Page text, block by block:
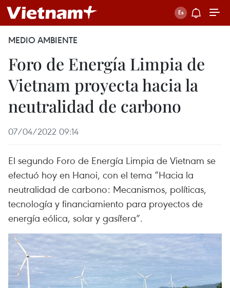
MEDIO AMBIENTE
Foro de Energía Limpia de
Vietnam proyecta hacia la
neutralidad de carbono
07/04/2022 09:14
El segundo Foro de Energía Limpia de Vietnam se
efectuó hoy en Hanoi, con el tema “Hacia la
neutralidad de carbono: Mecanismos, políticas,
tecnología y financiamiento para proyectos de
energía eólica, solar y gasífera”.